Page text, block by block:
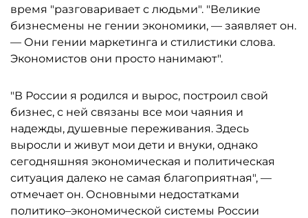
время "разговаривает с людьми". "Великие
бизнесмены не гении экономики, — заявляет он.
— Они гении маркетинга и стилистики слова.
Экономистов они просто нанимают".
"В России я родился и вырос, построил свой
бизнес, с ней связаны все мои чаяния и
надежды, душевные переживания. Здесь
выросли и живут мои дети и внуки, однако
сегодняшняя экономическая и политическая
ситуация далеко не самая благоприятная", —
отмечает он. Основными недостатками
политико–экономической системы России